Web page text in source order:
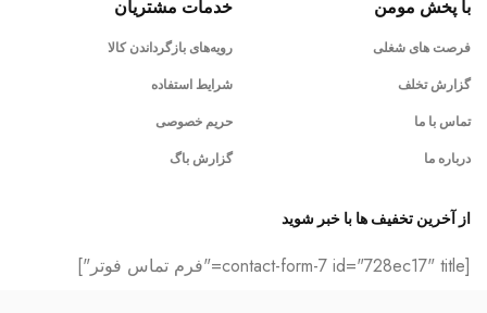
با پخش مومن
فرصت های شغلی
گزارش تخلف
تماس با ما
درباره ما
خدمات مشتریان
رویه‌های بازگرداندن کالا
شرایط استفاده
حریم خصوصی
گزارش باگ
از آخرین تخفیف ها با خبر شوید
[contact-form-7 id="728ec17" title="فرم تماس فوتر"]